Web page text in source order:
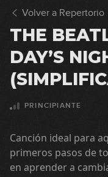
Volver a Repertorio
THE
DAY’S
PRINCIPIANTE
Canción ideal para
primeros pasos de
en aprender a
08:34
12:07